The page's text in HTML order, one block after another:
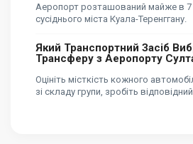
Аеропорт розташований майже в 7
сусіднього міста Куала-Теренггану.
Який Транспортний Засіб
Трансферу з Аеропорту
Оцініть місткість кожного
зі складу групи, зробіть відповідний